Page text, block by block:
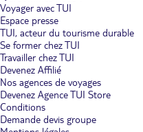
Voyager avec TUI
Espace presse
TUI, acteur du tourisme durable
Se former chez TUI
Travailler chez TUI
Devenez Affilié
Nos agences de voyages
Devenez Agence TUI Store
Conditions
Demande devis groupe